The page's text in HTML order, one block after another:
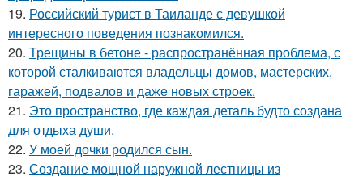
19. Российский турист в Таиланде с девушкой
интересного поведения познакомился.
20. Трещины в бетоне - распространённая проблема, с
которой сталкиваются владельцы домов, мастерских,
гаражей, подвалов и даже новых строек.
21. Это пространство, где каждая деталь будто создана
для отдыха души.
22. У моей дочки родился сын.
23. Создание мощной наружной лестницы из